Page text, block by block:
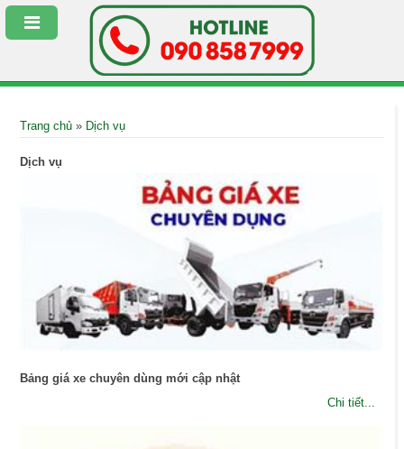
Trang chủ » Dịch vụ
Dịch vụ
Bảng giá xe chuyên dùng mới cập nhật
Chi tiết...